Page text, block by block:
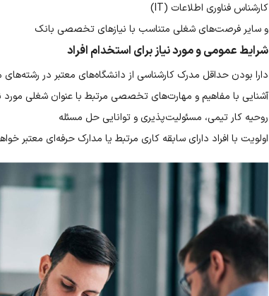
کارشناس فناوری اطلاعات (IT)
و سایر فرصت‌های شغلی متناسب با نیازهای تخصصی بانک
شرایط عمومی و مورد نیاز برای استخدام افراد
دارا بودن حداقل مدرک کارشناسی از دانشگاه‌های معتبر در رشته‌های
آشنایی با مفاهیم و مهارت‌های تخصصی مرتبط با عنوان شغلی مورد
روحیه کار تیمی، مسئولیت‌پذیری و توانایی حل مسئله
اولویت با افراد دارای سابقه کاری مرتبط یا مدارک حرفه‌ای معتبر